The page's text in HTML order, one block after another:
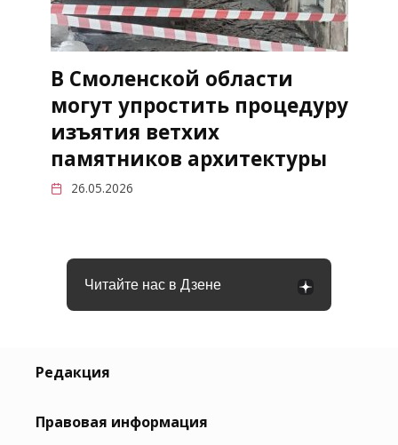
В Смоленской области
могут упростить процедуру
изъятия ветхих
памятников архитектуры
26.05.2026
Читайте нас в Дзене
Редакция
Правовая информация